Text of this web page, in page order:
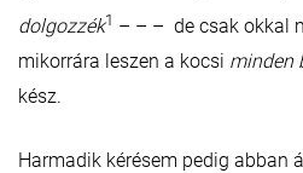
dolgozzék1 – – – de csak okkal
mikorrára leszen a kocsi minden
kész.
Harmadik kérésem pedig abban